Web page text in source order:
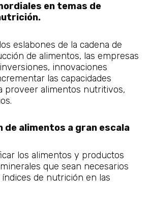
en temas de
eslabones de la cadena de
de alimentos, las empresas
innovaciones
las capacidades
proveer alimentos nutritivos,
de alimentos a gran escala
los alimentos y productos
que sean necesarios
de nutrición en las